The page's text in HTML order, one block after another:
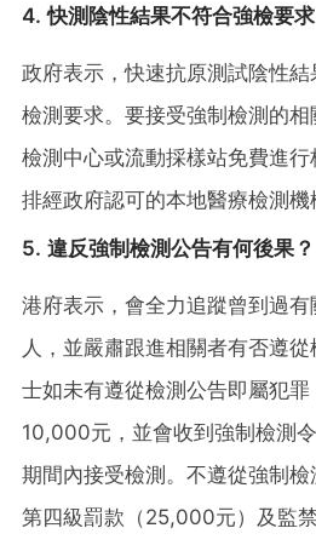
4. 快測陰性結果不符合強檢要求
政府表示，快速抗原測試陰性
檢測要求。要接受強制檢測的
檢測中心或流動採樣站免費進
排經政府認可的本地醫療檢測機
5. 違反強制檢測公告有何後果？
港府表示，會全力追蹤曾到過
人，並嚴肅跟進相關者有否遵
士如未有遵從檢測公告即屬犯
10,000元，並會收到強制檢測
期間內接受檢測。不遵從強制
第四級罰款（25,000元）及監禁